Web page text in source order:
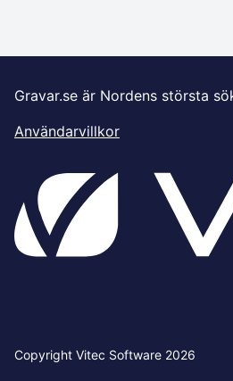
Gravar.se är Nordens största
Användarvillkor
Copyright Vitec Software 2026